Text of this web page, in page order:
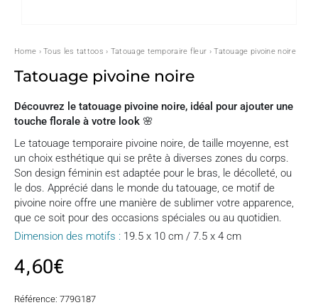
Home ›Tous les tattoos › Tatouage temporaire fleur › Tatouage pivoine noire
Tatouage pivoine noire
Découvrez le tatouage pivoine noire, idéal pour ajouter une
touche florale à votre look 🌸
Le tatouage temporaire pivoine noire, de taille moyenne, est
un choix esthétique qui se prête à diverses zones du corps.
Son design féminin est adaptée pour le bras, le décolleté, ou
le dos. Apprécié dans le monde du tatouage, ce motif de
pivoine noire offre une manière de sublimer votre apparence,
que ce soit pour des occasions spéciales ou au quotidien.
Dimension des motifs : 19.5 x 10 cm / 7.5 x 4 cm
4,60€
Référence: 779G187